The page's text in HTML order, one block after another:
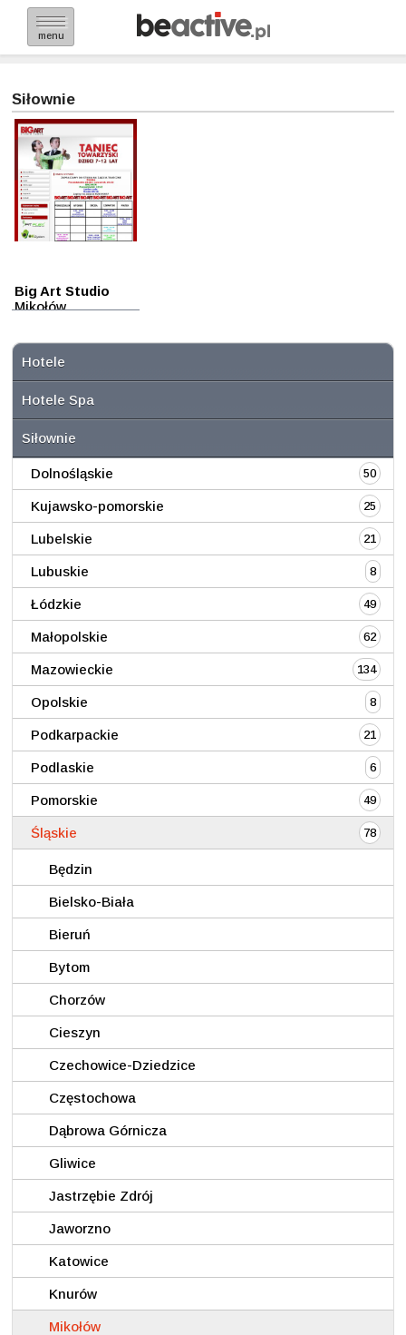
menu
Siłownie
Big Art Studio
Mikołów
Hotele
Hotele Spa
Siłownie
Dolnośląskie 50
Kujawsko-pomorskie 25
Lubelskie 21
Lubuskie 8
Łódzkie 49
Małopolskie 62
Mazowieckie 134
Opolskie 8
Podkarpackie 21
Podlaskie 6
Pomorskie 49
Śląskie 78
Będzin
Bielsko-Biała
Bieruń
Bytom
Chorzów
Cieszyn
Czechowice-Dziedzice
Częstochowa
Dąbrowa Górnicza
Gliwice
Jastrzębie Zdrój
Jaworzno
Katowice
Knurów
Mikołów